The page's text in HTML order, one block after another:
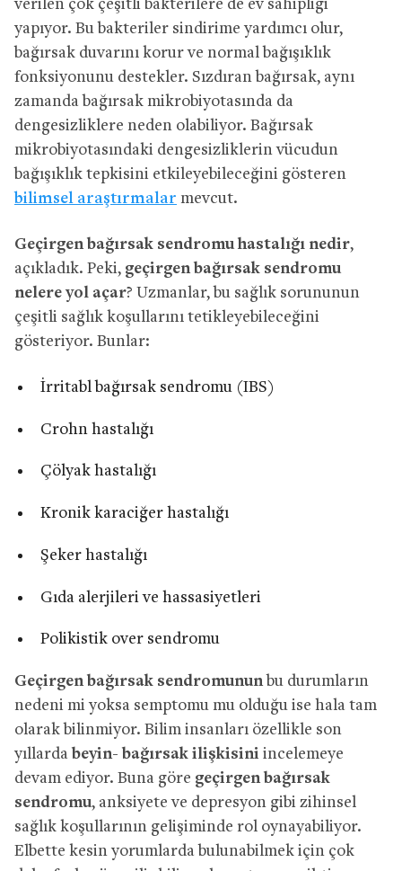
verilen çok çeşitli bakterilere de ev sahipliği
yapıyor. Bu bakteriler sindirime yardımcı olur,
bağırsak duvarını korur ve normal bağışıklık
fonksiyonunu destekler. Sızdıran bağırsak, aynı
zamanda bağırsak mikrobiyotasında da
dengesizliklere neden olabiliyor. Bağırsak
mikrobiyotasındaki dengesizliklerin vücudun
bağışıklık tepkisini etkileyebileceğini gösteren
bilimsel araştırmalar mevcut.
Geçirgen bağırsak sendromu hastalığı nedir,
açıkladık. Peki, geçirgen bağırsak sendromu
nelere yol açar? Uzmanlar, bu sağlık sorununun
çeşitli sağlık koşullarını tetikleyebileceğini
gösteriyor. Bunlar:
İrritabl bağırsak sendromu (IBS)
Crohn hastalığı
Çölyak hastalığı
Kronik karaciğer hastalığı
Şeker hastalığı
Gıda alerjileri ve hassasiyetleri
Polikistik over sendromu
Geçirgen bağırsak sendromununbu durumların
nedeni mi yoksa semptomu mu olduğu ise hala tam
olarak bilinmiyor. Bilim insanları özellikle son
yıllarda beyin- bağırsak ilişkisini incelemeye
devam ediyor. Buna göre geçirgen bağırsak
sendromu, anksiyete ve depresyon gibi zihinsel
sağlık koşullarının gelişiminde rol oynayabiliyor.
Elbette kesin yorumlarda bulunabilmek için çok